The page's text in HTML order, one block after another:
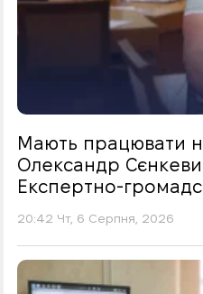
Мають працювати
Олександр
Експертно-
20:42 Чт, 6 Серпня, 2026